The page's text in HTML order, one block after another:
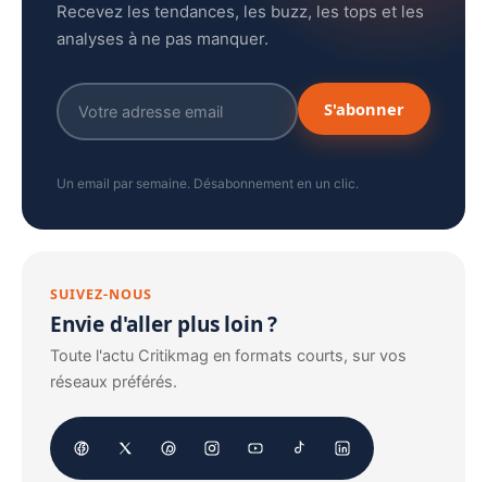
Recevez les tendances, les buzz, les tops et les
analyses à ne pas manquer.
S'abonner
Un email par semaine. Désabonnement en un clic.
SUIVEZ-NOUS
Envie d'aller plus loin ?
Toute l'actu Critikmag en formats courts, sur vos
réseaux préférés.